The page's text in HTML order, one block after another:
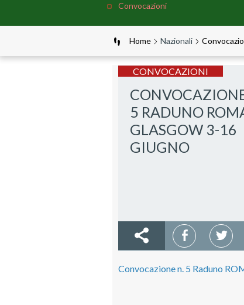
Convocazioni
Home Nazionali
5 RADUNO
GLASGOW 3-16
GIUGNO
CONVOCAZIONI
Convocazione n. 5 Raduno